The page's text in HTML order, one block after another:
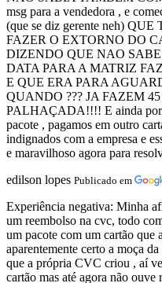
msg para a vendedora , e
(que se diz gerente neh)
FAZER O EXTORNO DO
DIZENDO QUE NAO
DATA PARA A MATRIZ
E QUE ERA PARA
QUANDO ??? JA FAZEM
PALHAÇADA!!!! E ainda por
pacote , pagamos em outro
indignados com a empresa e
e maravilhoso agora para
edilson lopes Publicado em
Experiência negativa: Minha
um reembolso na cvc, todo
um pacote com um cartão que
aparentemente certo a moça
que a própria CVC criou , aí
cartão mas até agora não